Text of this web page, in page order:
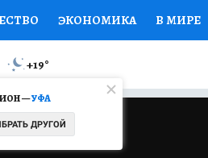
ЭКОНОМИКА В МИРЕ
ПРОИСШЕСТВИЯ
МИР СЕМЬЯ
СЕРИАЛЫ
—УФА
ДРУГОЙ
+19°